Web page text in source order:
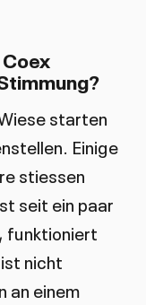
starten
Einige
stiessen
seit ein paar
funktioniert
nicht
an einem